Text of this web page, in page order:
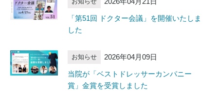
お知らせ
「第51回 ドクター会議」を開催いたしま
した
お知らせ 2026年04月09日
当院が「ベストドレッサーカンパニー
賞」金賞を受賞しました